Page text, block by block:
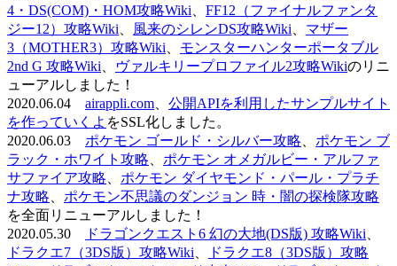
4・DS(COM)・HOM攻略Wiki
FF12（ファイナルファンタ
ジー12）攻略Wiki
風来のシレンDS攻略Wiki
マザー
3（MOTHER3）攻略Wiki
モンスターハンターポータブル
2nd G 攻略Wiki
ヴァルキリープロファイル2攻略Wikiのリニ
ューアルしました！
2020.06.04 airappli.com
公開APIを利用したサンプルサイト
を作っていくよ をSSL化しました。
2020.06.03 ポケモン ゴールド・シルバー攻略
ポケモン ブ
ラック・ホワイト攻略
ポケモン オメガルビー・アルファ
サファイア攻略
ポケモン ダイヤモンド・パール・プラチ
ナ攻略
ポケモン不思議のダンジョン 時・闇の探検隊攻略
を全面リニューアルしました！
2020.05.30
ドラゴンクエスト6 幻の大地(DS版) 攻略Wiki
ドラクエ7（3DS版）攻略Wiki
ドラクエ8（3DS版）攻略